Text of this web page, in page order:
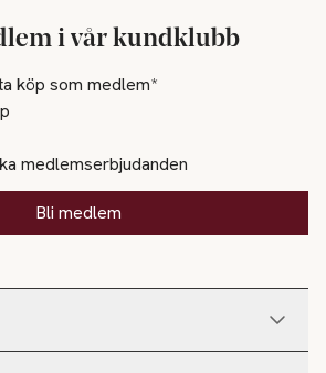
i vår kundklubb
köp som medlem*
medlemserbjudanden
Bli medlem